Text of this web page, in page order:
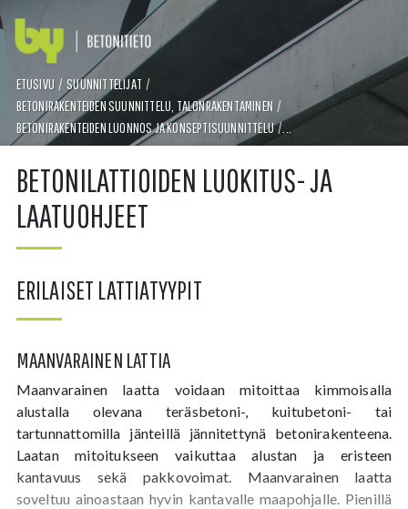
TAKAISIN
RAKENNEJÄRJESTELMÄN VALINTA
PAIKALLAVALURAKENTEIDEN MUODONMUUTOSTEN HALLINTA
JÄNNITETTYJEN RAKENTEIDEN PERUSTEET
ETUSIVU / SUUNNITTELIJAT /
BETONIRAKENTEIDEN SUUNNITTELU, TALONRAKENTAMINEN /
BETONIRAKENTEIDEN LUONNOS JA KONSEPTISUUNNITTELU /...
BETONILATTIOIDEN LUOKITUS- JA
LAATUOHJEET
ERILAISET LATTIATYYPIT
MAANVARAINEN LATTIA
Maanvarainen laatta voidaan mitoittaa kimmoisalla
alustalla olevana teräsbetoni-, kuitubetoni- tai
tartunnattomilla jänteillä jännitettynä betonirakenteena.
Laatan mitoitukseen vaikuttaa alustan ja eristeen
kantavuus sekä pakkovoimat. Maanvarainen laatta
soveltuu ainoastaan hyvin kantavalle maapohjalle. Pienillä